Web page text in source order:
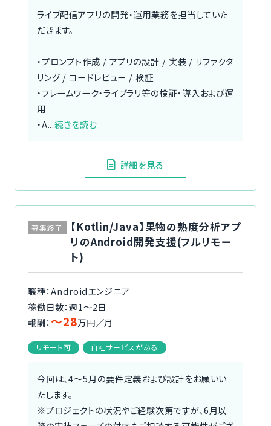
ライブ配信アプリの開発・運用業務を担当していた
だきます。
・プロンプト作成 / アプリの設計 / 実装 / リファクタ
リング / コードレビュー / 検証
・フレームワーク・ライブラリ等の検証・導入および運
用
・A...続きを読む
詳細を見る
募集終了
【Kotlin/Java】果物の熟度分析アプ
リのAndroid開発支援(フルリモー
ト)
職種：Androidエンジニア
稼働日数：週1〜2日
報酬： 〜28万円／月
リモート可 自社サービスがある
今回は、4〜5月の要件定義および設計をお願いい
たします。
※プロジェクトの状況やご経験次第ですが、6月以